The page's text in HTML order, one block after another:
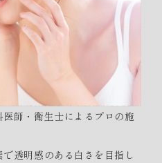
師・衛生士によるプロの施
透明感のある白さを目指し